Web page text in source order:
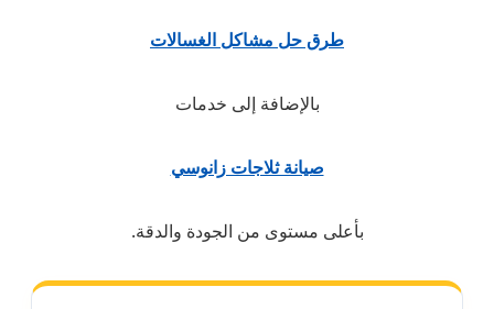
طرق حل مشاكل الغسالات
بالإضافة إلى خدمات
صيانة ثلاجات زانوسي
بأعلى مستوى من الجودة والدقة.